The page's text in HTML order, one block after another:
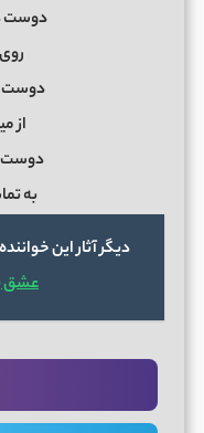
دوست
دوست
از
دوست
به
دیگر آثار این خواننده
عشق